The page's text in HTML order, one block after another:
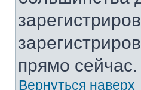
прямо сейчас.
Вернуться наверх